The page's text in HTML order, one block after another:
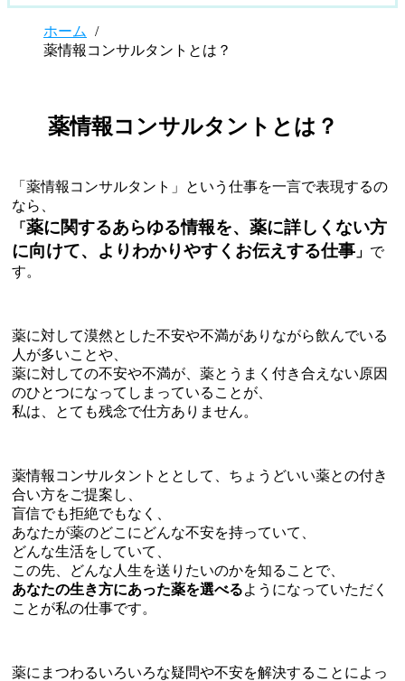
ホーム
/
薬情報コンサルタントとは？
薬情報コンサルタントとは？
「薬情報コンサルタント」という仕事を一言で表現するの
なら、
「 薬に関するあらゆる情報を、薬に詳しくない方
に向けて、よりわかりやすくお伝えする仕事 」 で
す。
薬に対して漠然とした不安や不満がありながら飲んでいる
人が多いことや、
薬に対しての不安や不満が、薬とうまく付き合えない原因
のひとつになってしまっていることが、
私は、とても残念で仕方ありません。
薬情報コンサルタントととして、ちょうどいい薬との付き
合い方をご提案し、
盲信でも拒絶でもなく、
あなたが薬のどこにどんな不安を持っていて、
どんな生活をしていて、
この先、どんな人生を送りたいのかを知ることで、
あなたの生き方にあった薬を選べるようになっていただく
ことが私の仕事です。
薬にまつわるいろいろな疑問や不安を解決することによっ